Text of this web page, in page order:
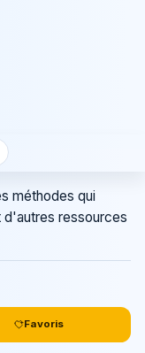
méthodes qui
ressources
Favoris